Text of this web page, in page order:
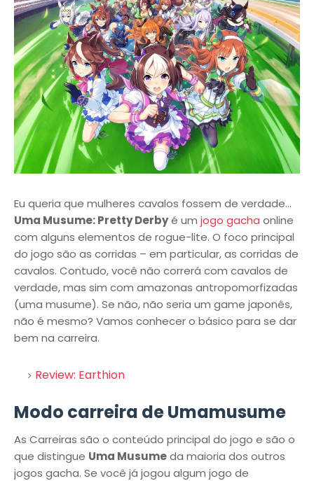
Eu queria que mulheres cavalos fossem de verdade...
Uma Musume: Pretty Derbyé um jogo gacha online
com alguns elementos de rogue-lite. O foco principal
do jogo são as corridas – em particular, as corridas de
cavalos. Contudo, você não correrá com cavalos de
verdade, mas sim com amazonas antropomorfizadas
(uma musume). Se não, não seria um game japonês,
não é mesmo? Vamos conhecer o básico para se dar
bem na carreira.
Review: Earthion
Modo carreira de Umamusume
As Carreiras são o conteúdo principal do jogo e são o
que distingue Uma Musumeda maioria dos outros
jogos gacha. Se você já jogou algum jogo de